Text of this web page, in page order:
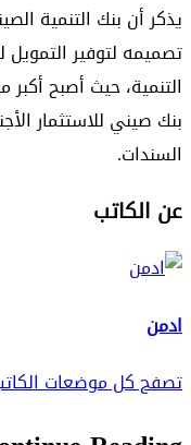
تصميمه لتوفير التمويل
التنمية، حيث أصبح
بنك صيني للاستثمار
السندات.
عن الكاتب
ادمن
تصفح كل موضعات